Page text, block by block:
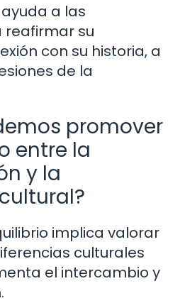
a las
reafirmar su
con su historia, a
de la
promover
entre la
y la
implica valorar
culturales
el intercambio y